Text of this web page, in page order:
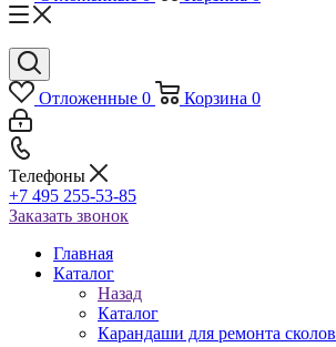
Отложенные 0 Корзина 0
Телефоны
+7 495 255-53-85
Заказать звонок
Главная
Каталог
Назад
Каталог
Карандаши для ремонта сколов